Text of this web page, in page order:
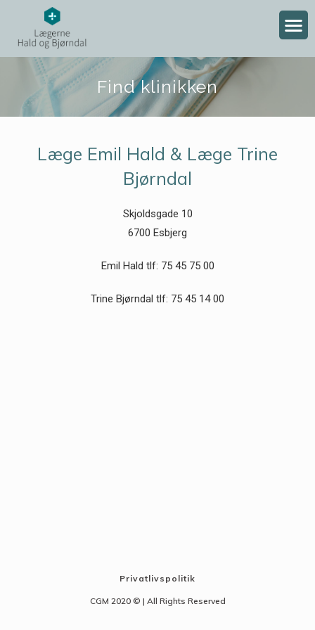
Find klinikken
Læge Emil Hald & Læge Trine
Bjørndal
Skjoldsgade 10
6700 Esbjerg
Emil Hald tlf: 75 45 75 00
Trine Bjørndal tlf: 75 45 14 00
Privatlivspolitik
CGM 2020 ©​ | All Rights Reserved